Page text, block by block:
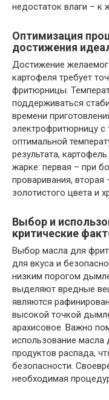
недостаток влаги – к
Оптимизация
достижения
Достижение
картофеля требует
фритюрницы.
поддерживаться
времени
электрофритюрницу
оптимальной
результата,
жарке: первая – при
проваривания,
золотистого цвета и
Выбор и
критические
Выбор масла для
для вкуса и
низким порогом
выделяют вредные
являются
высокой точкой
арахисовое. Важно
использование масла
продуктов распада,
безопасности.
необходимая